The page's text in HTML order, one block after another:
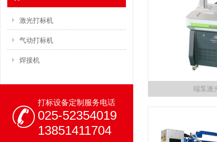
激光打标机
气动打标机
焊接机
打标设备定制服务电话
025-52354019
13851411704
端泵激